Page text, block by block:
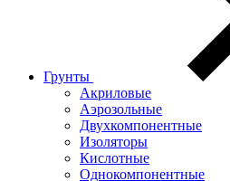
Грунты
Акриловые
Аэрозольные
Двухкомпонентные
Изоляторы
Кислотные
Однокомпонентные